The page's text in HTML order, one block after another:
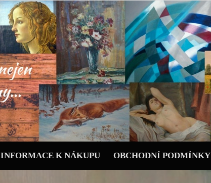
INFORMACE K NÁKUPU OBCHODNÍ PODMÍNKY